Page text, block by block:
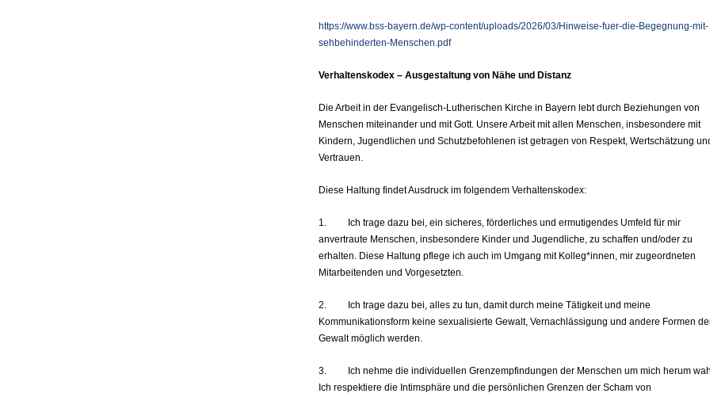
https://www.bss-bayern.de/wp-content/uploads/2026/03/Hinweise-fuer-die-Begegnung-mit-
sehbehinderten-Menschen.pdf
Verhaltenskodex – Ausgestaltung von Nähe und Distanz
Die Arbeit in der Evangelisch-Lutherischen Kirche in Bayern lebt durch Beziehungen von
Menschen miteinander und mit Gott. Unsere Arbeit mit allen Menschen, insbesondere mit
Kindern, Jugendlichen und Schutzbefohlenen ist getragen von Respekt, Wertschätzung
Vertrauen.
Diese Haltung findet Ausdruck im folgendem Verhaltenskodex:
1. Ich trage dazu bei, ein sicheres, förderliches und ermutigendes Umfeld für mir
anvertraute Menschen, insbesondere Kinder und Jugendliche, zu schaffen und/oder zu
erhalten. Diese Haltung pflege ich auch im Umgang mit Kolleg*innen, mir zugeordneten
Mitarbeitenden und Vorgesetzten.
2. Ich trage dazu bei, alles zu tun, damit durch meine Tätigkeit und meine
Kommunikationsform keine sexualisierte Gewalt, Vernachlässigung und andere Formen
Gewalt möglich werden.
3. Ich nehme die individuellen Grenzempfindungen der Menschen um mich herum
Ich respektiere die Intimsphäre und die persönlichen Grenzen der Scham von